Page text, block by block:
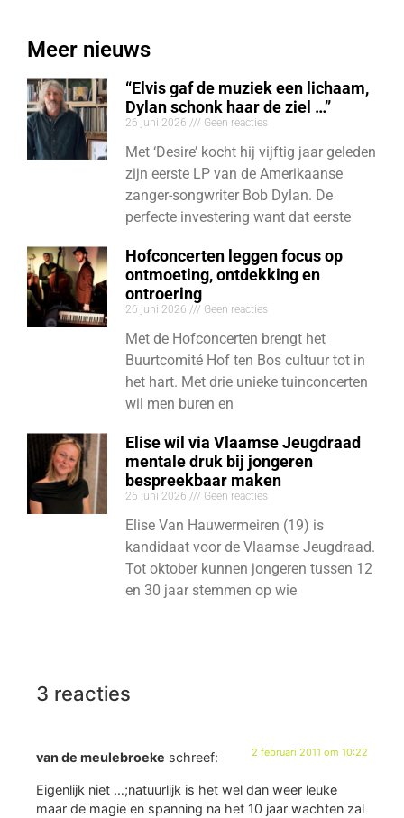
Meer nieuws
“Elvis gaf de muziek een lichaam,
Dylan schonk haar de ziel …”
26 juni 2026 Geen reacties
Met ‘Desire’ kocht hij vijftig jaar geleden
zijn eerste LP van de Amerikaanse
zanger-songwriter Bob Dylan. De
perfecte investering want dat eerste
Hofconcerten leggen focus op
ontmoeting, ontdekking en
ontroering
26 juni 2026 Geen reacties
Met de Hofconcerten brengt het
Buurtcomité Hof ten Bos cultuur tot in
het hart. Met drie unieke tuinconcerten
wil men buren en
Elise wil via Vlaamse Jeugdraad
mentale druk bij jongeren
bespreekbaar maken
26 juni 2026 Geen reacties
Elise Van Hauwermeiren (19) is
kandidaat voor de Vlaamse Jeugdraad.
Tot oktober kunnen jongeren tussen 12
en 30 jaar stemmen op wie
3 reacties
van de meulebroeke schreef: 2 februari 2011 om 10:22
Eigenlijk niet …;natuurlijk is het wel dan weer leuke
maar de magie en spanning na het 10 jaar wachten zal